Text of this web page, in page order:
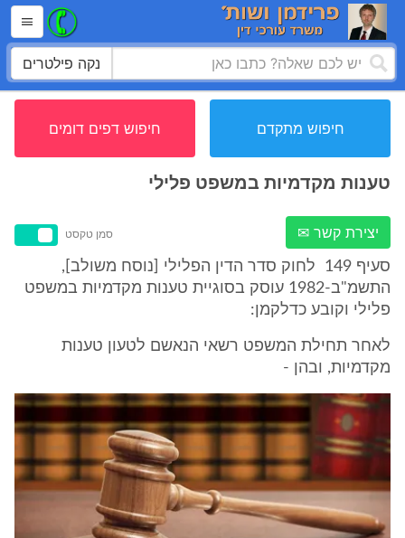
נקה פילטרים
חיפוש מתקדם חיפוש דפים דומים
טענות מקדמיות במשפט פלילי
יצירת קשר ✉ סמן טקסט
סעיף 149 לחוק סדר הדין הפלילי [נוסח משולב],
התשמ"ב-1982 עוסק בסוגיית טענות מקדמיות במשפט
פלילי וקובע כדלקמן:
לאחר תחילת המשפט רשאי הנאשם לטעון טענות
מקדמיות, ובהן -